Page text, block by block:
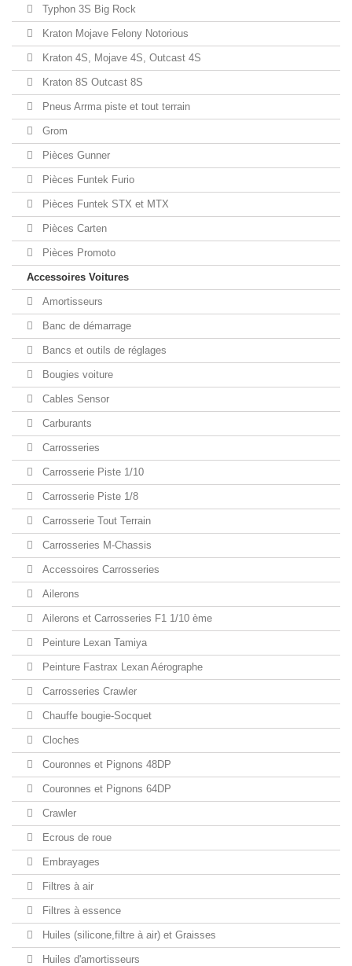
Typhon 3S Big Rock
Kraton Mojave Felony Notorious
Kraton 4S, Mojave 4S, Outcast 4S
Kraton 8S Outcast 8S
Pneus Arrma piste et tout terrain
Grom
Pièces Gunner
Pièces Funtek Furio
Pièces Funtek STX et MTX
Pièces Carten
Pièces Promoto
Accessoires Voitures
Amortisseurs
Banc de démarrage
Bancs et outils de réglages
Bougies voiture
Cables Sensor
Carburants
Carrosseries
Carrosserie Piste 1/10
Carrosserie Piste 1/8
Carrosserie Tout Terrain
Carrosseries M-Chassis
Accessoires Carrosseries
Ailerons
Ailerons et Carrosseries F1 1/10 ème
Peinture Lexan Tamiya
Peinture Fastrax Lexan Aérographe
Carrosseries Crawler
Chauffe bougie-Socquet
Cloches
Couronnes et Pignons 48DP
Couronnes et Pignons 64DP
Crawler
Ecrous de roue
Embrayages
Filtres à air
Filtres à essence
Huiles (silicone,filtre à air) et Graisses
Huiles d'amortisseurs